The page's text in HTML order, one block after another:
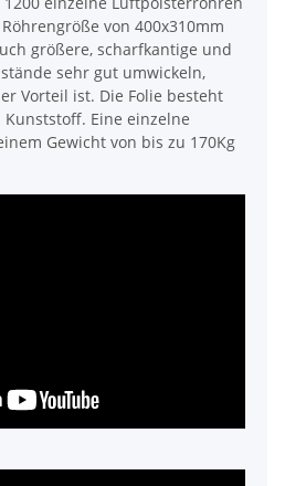
von 400x310mm
größere, scharfkantige und
sehr gut umwickeln,
Vorteil ist. Die Folie besteht
Kunststoff. Eine einzelne
Gewicht von bis zu 170Kg